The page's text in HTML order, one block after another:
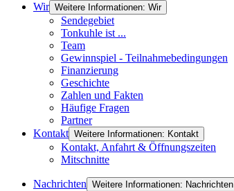
Wir Weitere Informationen: Wir
Sendegebiet
Tonkuhle ist ...
Team
Gewinnspiel - Teilnahmebedingungen
Finanzierung
Geschichte
Zahlen und Fakten
Häufige Fragen
Partner
Kontakt Weitere Informationen: Kontakt
Kontakt, Anfahrt & Öffnungszeiten
Mitschnitte
Nachrichten Weitere Informationen: Nachrichten